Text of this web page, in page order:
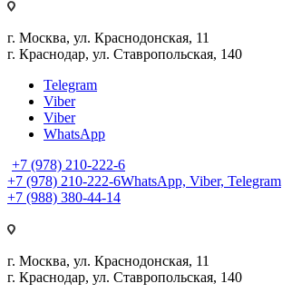
г. Москва, ул. Краснодонская, 11
г. Краснодар, ул. Ставропольская, 140
Telegram
Viber
Viber
WhatsApp
+7 (978) 210-222-6
+7 (978) 210-222-6WhatsApp, Viber, Telegram
+7 (988) 380-44-14
г. Москва, ул. Краснодонская, 11
г. Краснодар, ул. Ставропольская, 140